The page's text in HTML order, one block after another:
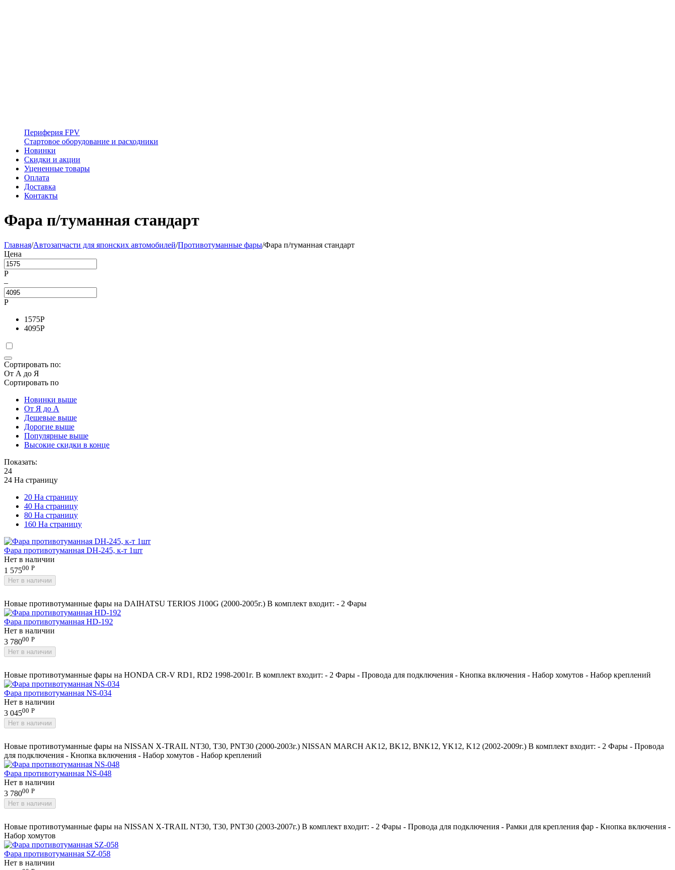
Периферия FPV
Стартовое оборудование и расходники
Новинки
Скидки и акции
Уцененные товары
Оплата
Доставка
Контакты
Фара п/туманная стандарт
Главная/Автозапчасти для японских автомобилей/Противотуманные фары/Фара п/туманная стандарт
Цена
Р
–
Р
1575Р
4095Р
Сортировать по:
От А до Я
Сортировать по
Новинки выше
От Я до А
Дешевые выше
Дорогие выше
Популярные выше
Высокие скидки в конце
Показать:
24
24 На страницу
20 На страницу
40 На страницу
80 На страницу
160 На страницу
Фара противотуманная DH-245, к-т 1шт
Нет в наличии
1 57500 Р
Нет в наличии
Новые противотуманные фары на DAIHATSU TERIOS J100G (2000-2005г.) В комплект входит: - 2 Фары
Фара противотуманная HD-192
Нет в наличии
3 78000 Р
Нет в наличии
Новые противотуманные фары на HONDA CR-V RD1, RD2 1998-2001г. В комплект входит: - 2 Фары - Провода для подключения - Кнопка включения - Набор хомутов - Набор креплений
Фара противотуманная NS-034
Нет в наличии
3 04500 Р
Нет в наличии
Новые противотуманные фары на NISSAN X-TRAIL NT30, T30, PNT30 (2000-2003г.) NISSAN MARCH AK12, BK12, BNK12, YK12, K12 (2002-2009г.) В комплект входит: - 2 Фары - Провода
для подключения - Кнопка включения - Набор хомутов - Набор креплений
Фара противотуманная NS-048
Нет в наличии
3 78000 Р
Нет в наличии
Новые противотуманные фары на NISSAN X-TRAIL NT30, T30, PNT30 (2003-2007г.) В комплект входит: - 2 Фары - Провода для подключения - Рамки для крепления фар - Кнопка включения -
Набор хомутов
Фара противотуманная SZ-058
Нет в наличии